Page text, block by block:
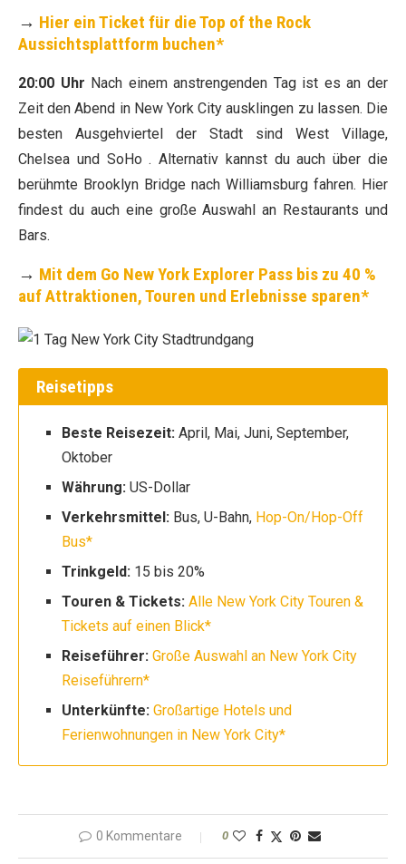
→ Hier ein Ticket für die Top of the Rock
Aussichtsplattform buchen*
20:00 Uhr Nach einem anstrengenden Tag ist es an der
Zeit den Abend in New York City ausklingen zu lassen. Die
besten Ausgehviertel der Stadt sind West Village,
Chelsea und SoHo . Alternativ kannst du auch über die
berühmte Brooklyn Bridge nach Williamsburg fahren. Hier
findest du auch eine große Auswahl an Restaurants und
Bars.
→ Mit dem Go New York Explorer Pass bis zu 40 %
auf Attraktionen, Touren und Erlebnisse sparen*
Reisetipps
Beste Reisezeit: April, Mai, Juni, September,
Oktober
Währung: US-Dollar
Verkehrsmittel: Bus, U-Bahn, Hop-On/Hop-Off
Bus*
Trinkgeld: 15 bis 20%
Touren & Tickets: Alle New York City Touren &
Tickets auf einen Blick*
Reiseführer: Große Auswahl an New York City
Reiseführern*
Unterkünfte: Großartige Hotels und
Ferienwohnungen in New York City*
0 Kommentare 0